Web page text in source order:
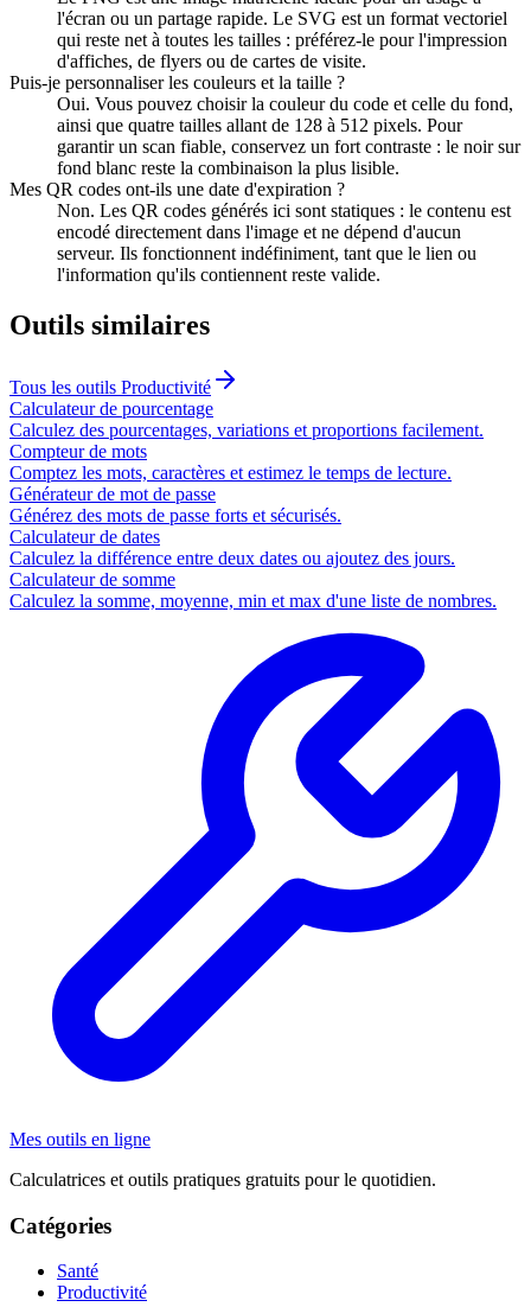
l'écran ou un partage rapide. Le SVG est un format vectoriel
qui reste net à toutes les tailles : préférez-le pour l'impression
d'affiches, de flyers ou de cartes de visite.
Puis-je personnaliser les couleurs et la taille ?
Oui. Vous pouvez choisir la couleur du code et celle du fond,
ainsi que quatre tailles allant de 128 à 512 pixels. Pour
garantir un scan fiable, conservez un fort contraste : le noir sur
fond blanc reste la combinaison la plus lisible.
Mes QR codes ont-ils une date d'expiration ?
Non. Les QR codes générés ici sont statiques : le contenu est
encodé directement dans l'image et ne dépend d'aucun
serveur. Ils fonctionnent indéfiniment, tant que le lien ou
l'information qu'ils contiennent reste valide.
Outils similaires
Tous les outils Productivité
Calculateur de pourcentage
Calculez des pourcentages, variations et proportions facilement.
Compteur de mots
Comptez les mots, caractères et estimez le temps de lecture.
Générateur de mot de passe
Générez des mots de passe forts et sécurisés.
Calculateur de dates
Calculez la différence entre deux dates ou ajoutez des jours.
Calculateur de somme
Calculez la somme, moyenne, min et max d'une liste de nombres.
Mes outils en ligne
Calculatrices et outils pratiques gratuits pour le quotidien.
Catégories
Santé
Productivité